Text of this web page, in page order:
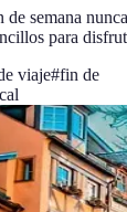
de semana
para
viaje#fin de